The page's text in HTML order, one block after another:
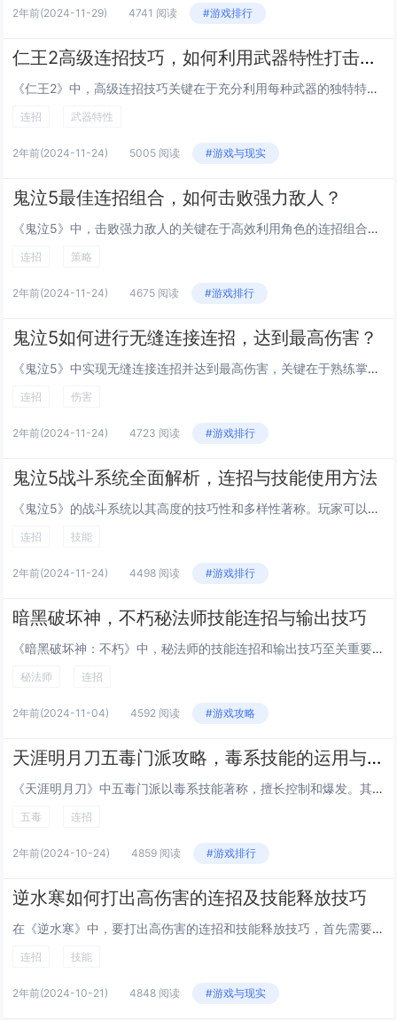
2年前(2024-11-29) 4741 阅读 #游戏排行
仁王2高级连招技巧，如何利用武器特性打击敌人
《仁王2》中，高级连招技巧关键在于充分利用每种武器的独特特性来打击敌人。使用长枪时，其远程攻击和范围广的特点可以有效击退群敌；而太刀则以其快速连击和高伤害著称，适合对付单个强敌。玩家应掌握不同武器的连招组合，结合战况灵活切换武器，以达到最佳...
连招 武器特性
2年前(2024-11-24) 5005 阅读 #游戏与现实
鬼泣5最佳连招组合，如何击败强力敌人？
《鬼泣5》中，击败强力敌人的关键在于高效利用角色的连招组合。尼禄的“红皇后”剑与但丁的“叛逆”剑是基础武器，结合空中连击和地面攻击，能有效打断敌人的攻势。使用特殊技能如尼禄的“恶魔破坏者”或但丁的“风格系统”，可在战斗中积累恶魔猎人点数，进...
连招 策略
2年前(2024-11-24) 4675 阅读 #游戏排行
鬼泣5如何进行无缝连接连招，达到最高伤害？
《鬼泣5》中实现无缝连接连招并达到最高伤害，关键在于熟练掌握角色技能和连招节奏。玩家需利用角色特有的攻击方式，如但丁的“皇家护卫”风格可以吸收敌人攻击后反击，或尼禄的“恶魔破坏者”进行强力输出。适时使用特殊技能和道具，如“红魂”增加攻击力，...
连招 伤害
2年前(2024-11-24) 4723 阅读 #游戏排行
鬼泣5战斗系统全面解析，连招与技能使用方法
《鬼泣5》的战斗系统以其高度的技巧性和多样性著称。玩家可以通过灵活运用角色的多种武器和技能，创造出丰富多变的连招组合。每个角色都有独特的战斗风格和专属技能，如但丁的“恶魔触发”、尼禄的“恶魔破碎者”以及维吉尔的“次元切割”。游戏强调空中战斗...
连招 技能
2年前(2024-11-24) 4498 阅读 #游戏排行
暗黑破坏神，不朽秘法师技能连招与输出技巧
《暗黑破坏神：不朽》中，秘法师的技能连招和输出技巧至关重要。秘法师擅长使用元素法术进行远程攻击，核心技能包括“冰霜新星”、“闪电链”和“火球术”。在战斗中，可以先用“冰霜新星”控制敌人，再接“闪电链”造成高额连锁伤害，最后用“火球术”进行爆...
秘法师 连招
2年前(2024-11-04) 4592 阅读 #游戏攻略
天涯明月刀五毒门派攻略，毒系技能的运用与连招技巧
《天涯明月刀》中五毒门派以毒系技能著称，擅长控制和爆发。其核心在于合理运用“蚀骨”、“剧毒之吻”等技能，形成高效连招。在PVP中，先手使用“蚀骨”减速敌人，接“剧毒之吻”造成持续伤害；“千蛊蚀心”则用于打断对手施法或逃脱追击。PVE时，通过...
五毒 连招
2年前(2024-10-24) 4859 阅读 #游戏排行
逆水寒如何打出高伤害的连招及技能释放技巧
在《逆水寒》中，要打出高伤害的连招和技能释放技巧，首先需要熟悉自己职业的技能机制。合理利用技能冷却时间和技能组合是关键。使用“血河”职业时，可以先用“烈焰斩”起手，迅速接近敌人并造成伤害，紧接着使用“旋风斩”进行范围攻击，最后以“怒火冲天”...
连招 技能
2年前(2024-10-21) 4848 阅读 #游戏与现实